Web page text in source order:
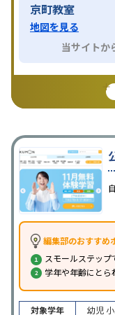
京町教室
地図を見る
当サイトか
編集部のおすすめ
スモールステッ
学年や年齢にとら
対象学年 幼児